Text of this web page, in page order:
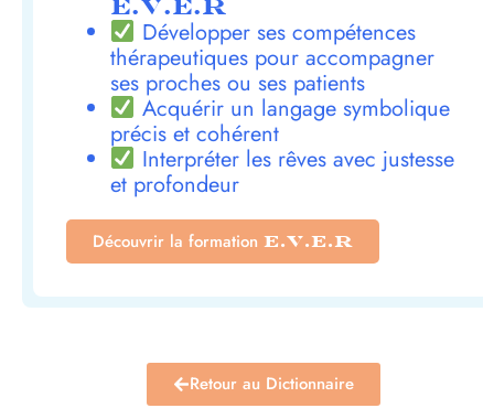
E.V.E.R
Développer ses compétences
thérapeutiques pour accompagner
ses proches ou ses patients
Acquérir un langage symbolique
précis et cohérent
Interpréter les rêves avec justesse
et profondeur
Découvrir la formation E.V.E.R
Retour au Dictionnaire